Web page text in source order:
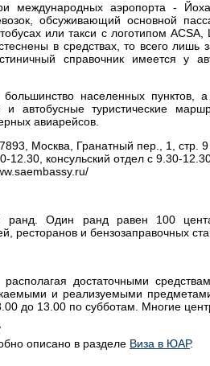
аэропорта -
обсуживающий основной
или такси с логотипом
в средствах, то всего
справочник имеется у
населенных
и автобусные туристические
авиарейсов.
Москва, Гранатный пер., 1, стр. 9
консульский отдел с 9.30-
ранд. Один ранд равен 100
ресторанов и бензозаправочных
достаточными
и реализуемыми
до 13.00 по субботам. Многие
описано в разделе Виза в ЮАР.